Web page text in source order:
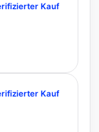
Kauf
Kauf